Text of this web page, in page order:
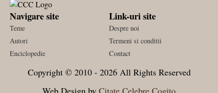
Navigare site
Teme
Autori
Enciclopedie
Link-uri site
Despre noi
Termeni si conditii
Contact
Copyright © 2010 - 2026 All Rights Reserved
Web Design by Citate Celebre Cogito